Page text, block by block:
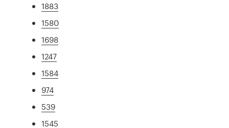
1883
1580
1698
1247
1584
974
539
1545